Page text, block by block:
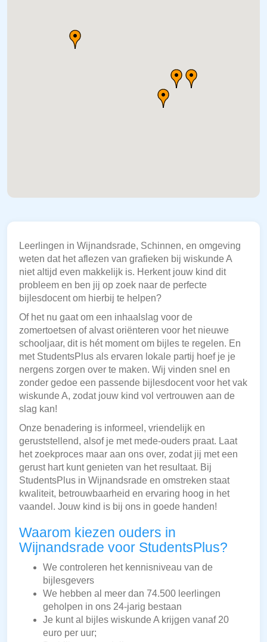
Leerlingen in Wijnandsrade, Schinnen, en omgeving
weten dat het aflezen van grafieken bij wiskunde A
niet altijd even makkelijk is. Herkent jouw kind dit
probleem en ben jij op zoek naar de perfecte
bijlesdocent om hierbij te helpen?
Of het nu gaat om een inhaalslag voor de
zomertoetsen of alvast oriënteren voor het nieuwe
schooljaar, dit is hét moment om bijles te regelen. En
met StudentsPlus als ervaren lokale partij hoef je je
nergens zorgen over te maken. Wij vinden snel en
zonder gedoe een passende bijlesdocent voor het vak
wiskunde A, zodat jouw kind vol vertrouwen aan de
slag kan!
Onze benadering is informeel, vriendelijk en
geruststellend, alsof je met mede-ouders praat. Laat
het zoekproces maar aan ons over, zodat jij met een
gerust hart kunt genieten van het resultaat. Bij
StudentsPlus in Wijnandsrade en omstreken staat
kwaliteit, betrouwbaarheid en ervaring hoog in het
vaandel. Jouw kind is bij ons in goede handen!
Waarom kiezen ouders in
Wijnandsrade voor StudentsPlus?
We controleren het kennisniveau van de
bijlesgevers
We hebben al meer dan 74.500 leerlingen
geholpen in ons 24-jarig bestaan
Je kunt al bijles wiskunde A krijgen vanaf 20
euro per uur;